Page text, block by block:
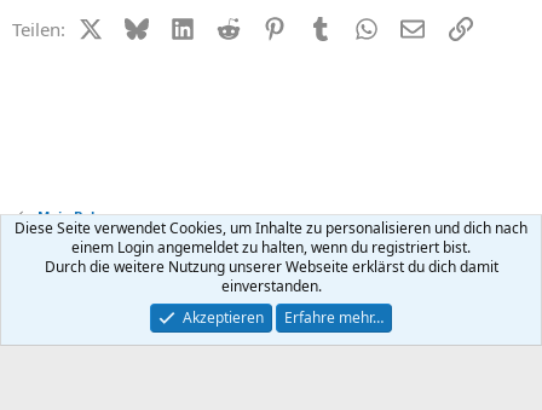
Teilen: X (Twitter)
BlueskyLinkedIn
Reddit PinterestTumblr WhatsApp
E-MailLink
Mein Baby
Kontakt Nutzungsbedingungen Datenschutz Hilfe
R
Community platform by XenForo ® © 2010-2026 XenForo Ltd.
Diese Seite verwendet Cookies, um Inhalte zu personalisieren und dich nach
einem Login angemeldet zu halten, wenn du registriert bist.
Durch die weitere Nutzung unserer Webseite erklärst du dich damit
einverstanden.
Akzeptieren
Erfahre mehr…